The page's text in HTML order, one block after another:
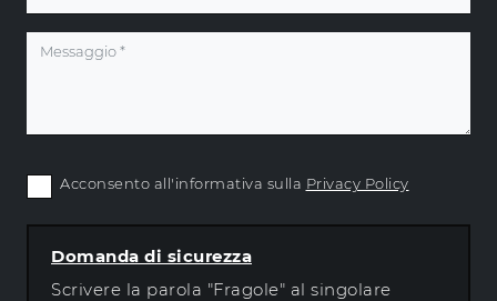
Acconsento all'informativa sulla Privacy Policy
Domanda di sicurezza
Scrivere la parola "Fragole" al singolare